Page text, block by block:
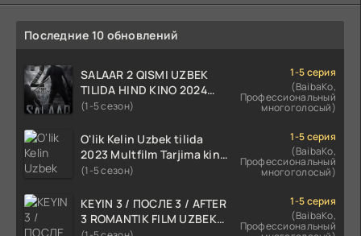
Последние 10 обновлений
SALAAR 2 QISMI UZBEK
TILIDA HIND KINO 2024
TARJIMA 720p HD Skachat
(1-5 сезон)
1-5 серия
(BaibaKo,
Профессиональный
многоголосый)
O'lik Kelin Uzbek tilida
2023 Multfilm Tarjima kino
skachat
(1-5 сезон)
1-5 серия
(BaibaKo,
Профессиональный
многоголосый)
KEYIN 3 / ПОСЛЕ 3 / AFTER
3 ROMANTIK FILM UZBEK
1-5 серия
(BaibaKo,
Профессиональный